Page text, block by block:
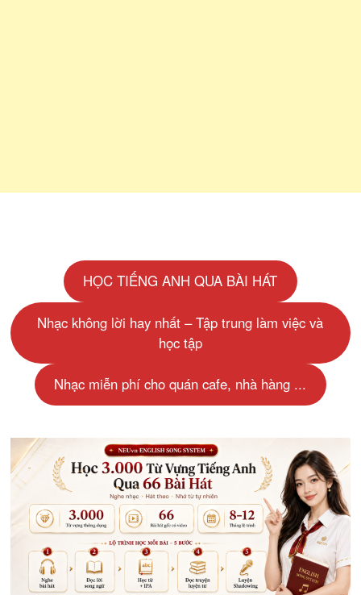
HỌC TIẾNG ANH QUA BÀI HÁT
Nhạc không lời hay nhất – Tập trung làm việc và
học tập
Nhạc miễn phí cho quán cafe, nhà hàng ...